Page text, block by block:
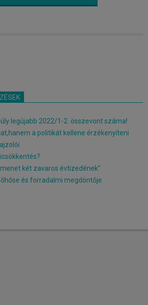
legújabb 2022/1-2. összevont száma!
a politikát kellene érzékenyíteni
két zavaros évtizedének”
és forradalmi megdöntője